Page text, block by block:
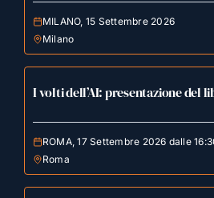
MILANO, 15 Settembre 2026
Milano
I volti dell’AI: presentazione del
ROMA, 17 Settembre 2026 dalle
Roma